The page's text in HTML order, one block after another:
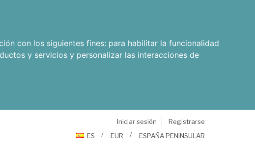
con los siguientes fines: para habilitar la funcionalidad
y servicios y personalizar las interacciones de
Iniciar sesión
Registrarse
ES
EUR ESPAÑA PENINSULAR